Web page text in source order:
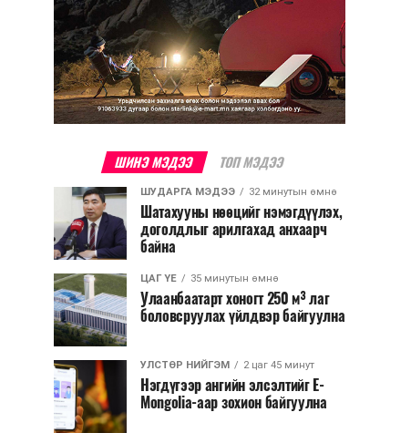
ШИНЭ МЭДЭЭ ТОП МЭДЭЭ
ШУДАРГА МЭДЭЭ 32 минутын өмнө
Шатахууны нөөцийг нэмэгдүүлэх,
доголдлыг арилгахад анхаарч
байна
ЦАГ ҮЕ 35 минутын өмнө
Улаанбаатарт хоногт 250 м³ лаг
боловсруулах үйлдвэр байгуулна
УЛСТӨР НИЙГЭМ 2 цаг 45 минут
Нэгдүгээр ангийн элсэлтийг E-
Mongolia-аар зохион байгуулна